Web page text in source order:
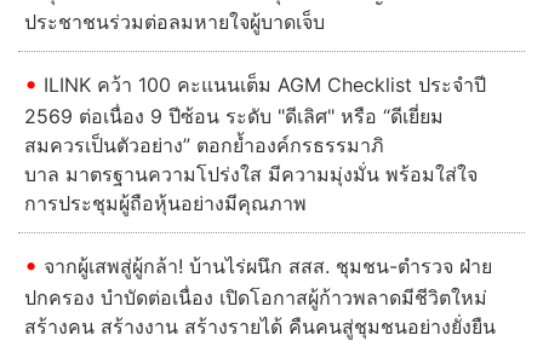
ประชาชนร่วมต่อลมหายใจผู้บาดเจ็บ
ILINK คว้า 100 คะแนนเต็ม AGM Checklist ประจำปี
2569 ต่อเนื่อง 9 ปีซ้อน ระดับ "ดีเลิศ" หรือ “ดีเยี่ยม
สมควรเป็นตัวอย่าง” ตอกย้ำองค์กรธรรมาภิ
บาล มาตรฐานความโปร่งใส มีความมุ่งมั่น พร้อมใส่ใจ
การประชุมผู้ถือหุ้นอย่างมีคุณภาพ
จากผู้เสพสู่ผู้กล้า! บ้านไร่ผนึก สสส. ชุมชน-ตำรวจ ฝ่าย
ปกครอง บำบัดต่อเนื่อง เปิดโอกาสผู้ก้าวพลาดมีชีวิตใหม่
สร้างคน สร้างงาน สร้างรายได้ คืนคนสู่ชุมชนอย่างยั่งยืน